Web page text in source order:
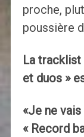
proche,
poussière
La tracklist
et duos »
«Je ne
« Record